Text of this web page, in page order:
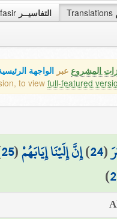
التفاسيــر Translations
المشروع عبر الواجهة
to view full-featured
(
24
)إِنَّ إِلَيْنَا إِيَابَهُمْ(
25
)